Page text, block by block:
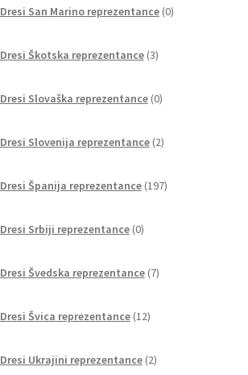
Dresi San Marino reprezentance 0izdelkov
Dresi Škotska reprezentance 3izdelki
Dresi Slovaška reprezentance 0izdelkov
Dresi Slovenija reprezentance 2izdelka
Dresi Španija reprezentance 197izdelkov
Dresi Srbiji reprezentance 0izdelkov
Dresi Švedska reprezentance 7izdelkov
Dresi Švica reprezentance 12izdelkov
Dresi Ukrajini reprezentance 2izdelka